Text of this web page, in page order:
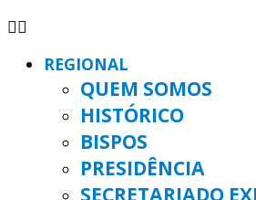
REGIONAL
QUEM SOMOS
HISTÓRICO
BISPOS
PRESIDÊNCIA
SECRETARIADO